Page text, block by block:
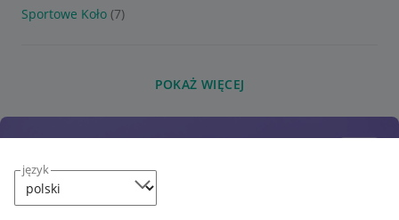
język
Sportowe Koło (7)
POKAŻ WIĘCEJ